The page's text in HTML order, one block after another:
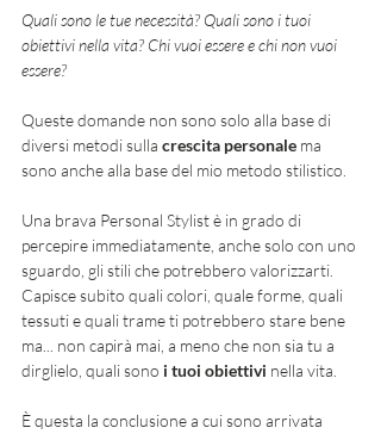
Quali sono le tue necessità? Quali sono i tuoi
obiettivi nella vita? Chi vuoi essere e chi non vuoi
essere?
Queste domande non sono solo alla base di
diversi metodi sulla crescita personale ma
sono anche alla base del mio metodo stilistico.
Una brava Personal Stylist è in grado di
percepire immediatamente, anche solo con uno
sguardo, gli stili che potrebbero valorizzarti.
Capisce subito quali colori, quale forme, quali
tessuti e quali trame ti potrebbero stare bene
ma... non capirà mai, a meno che non sia tu a
dirglielo, quali sono i tuoi obiettivi nella vita.
È questa la conclusione a cui sono arrivata